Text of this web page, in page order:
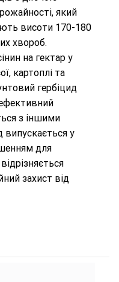
який
висоти 170-180
хвороб.
на гектар у
картоплі та
гербіцид
з іншими
у
для
захист від